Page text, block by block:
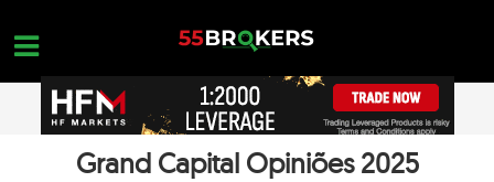
content
MELHOR CORRETORA PARA FOREXOPEN A FREE ACCOUNT
Grand Capital Opiniões 2025